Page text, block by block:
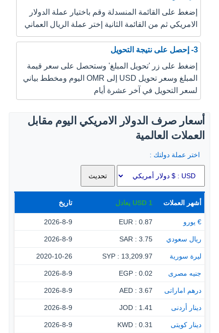
إضغط على القائمة المنسدلة وقم باختيار عملة الدولار
الامريكي ثم من القائمة الثانية إختر عملة الريال العماني
3- إحصل على نتيجة التحويل
إضغط على زر 'تحويل المبلغ' وستحصل على سعر قيمة
المبلغ وسعر تحويل USD إلى OMR اليوم ومخطط بياني
لسعر التحويل في آخر عشرة أيام
أسعار صرف الدولار الامريكي اليوم مقابل
العملات العالمية
اختر عملة دولتك :
أشهر العملات 1
USD يعادل تاريخ
€ يورو 0.87 : EUR
2026-8-9
ريال سعودي 3.75 : SAR
2026-8-9
ليرة سورية 13,209.97 : SYP
2020-10-26
جنيه مصرى 0.02 : EGP
2026-8-9
درهم اماراتى 3.67 : AED
2026-8-9
دينار أردنى 1.41 : JOD
2026-8-9
دينار كويتى 0.31 : KWD
2026-8-9